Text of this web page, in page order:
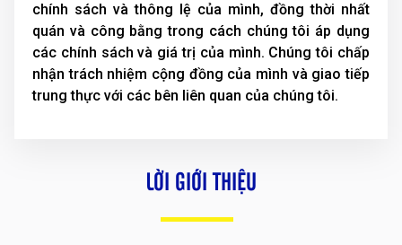
chính sách và thông lệ của mình, đồng thời nhất
quán và công bằng trong cách chúng tôi áp dụng
các chính sách và giá trị của mình. Chúng tôi chấp
nhận trách nhiệm cộng đồng của mình và giao tiếp
trung thực với các bên liên quan của chúng tôi.
LỜI GIỚI THIỆU